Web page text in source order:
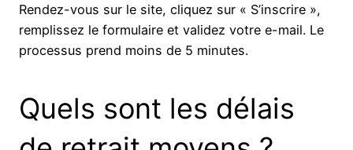
Rendez-vous sur le site, cliquez sur « S’inscrire »,
remplissez le formulaire et validez votre e-mail. Le
processus prend moins de 5 minutes.
Quels sont les délais